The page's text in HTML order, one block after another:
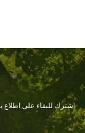
اشترك للبقاء على اطلاع